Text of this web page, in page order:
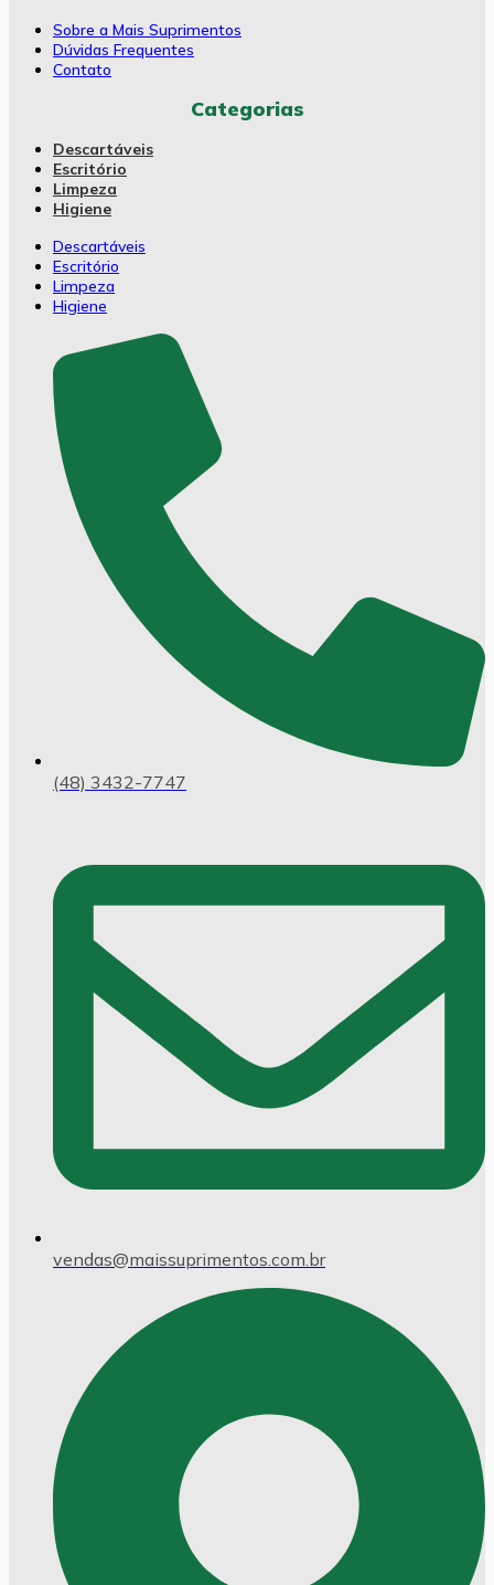
Sobre a Mais Suprimentos
Dúvidas Frequentes
Contato
Categorias
Descartáveis
Escritório
Limpeza
Higiene
Descartáveis
Escritório
Limpeza
Higiene
(48) 3432-7747
vendas@maissuprimentos.com.br